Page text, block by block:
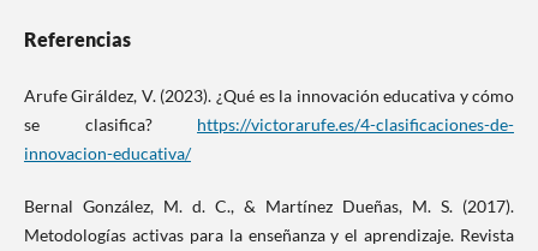
Referencias
Arufe Giráldez, V. (2023). ¿Qué es la innovación educativa y cómo
se clasifica? https://victorarufe.es/4-clasificaciones-de-
innovacion-educativa/
Bernal González, M. d. C., & Martínez Dueñas, M. S. (2017).
Metodologías activas para la enseñanza y el aprendizaje. Revista